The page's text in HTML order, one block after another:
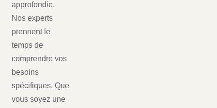
approfondie.
Nos experts
prennent le
temps de
comprendre vos
besoins
spécifiques. Que
vous soyez une